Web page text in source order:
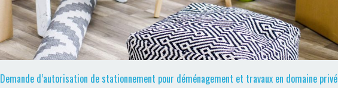
Demande d’autorisation de stationnement pour déménagement et travaux en domaine privé